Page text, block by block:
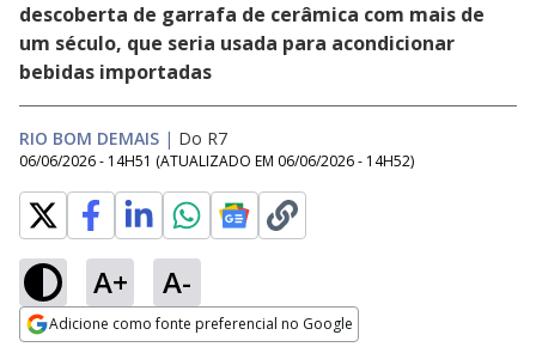
descoberta de garrafa de cerâmica com mais de
um século, que seria usada para acondicionar
bebidas importadas
RIO BOM DEMAIS | Do R7
06/06/2026 - 14H51 (ATUALIZADO EM 06/06/2026 - 14H52)
A+ A-
Adicione como fonte preferencial no Google
Ativar
Loaded:
11.68%